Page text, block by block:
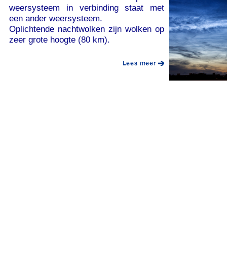
weersysteem in verbinding staat met
een ander weersysteem.
Oplichtende nachtwolken zijn wolken op
zeer grote hoogte (80 km).